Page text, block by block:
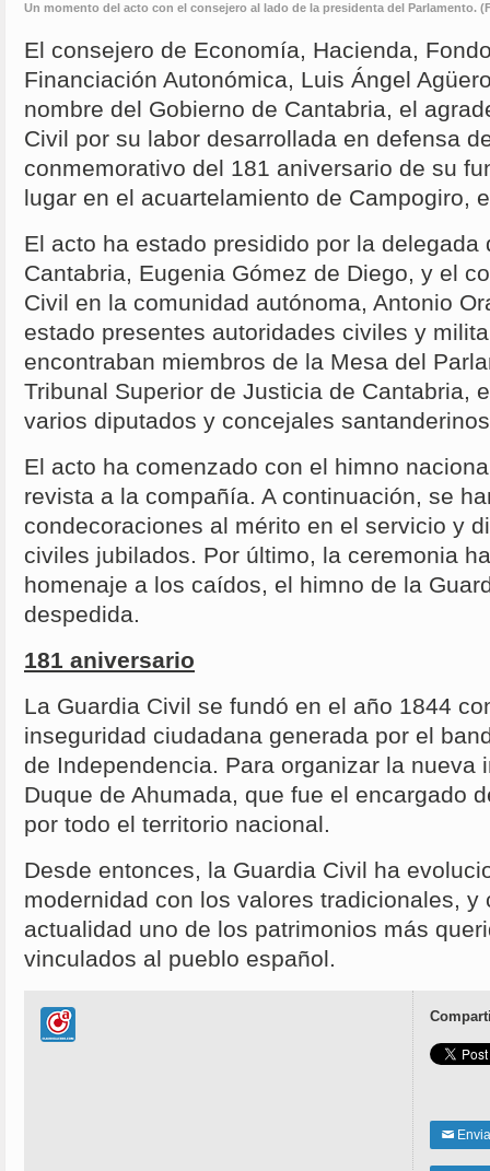
Un momento del acto con el consejero al lado de la presidenta del Parlamento.
El consejero de Economía, Hacienda,
Financiación Autonómica, Luis Ángel
nombre del Gobierno de Cantabria, el
Civil por su labor desarrollada en defensa
conmemorativo del 181 aniversario de su
lugar en el acuartelamiento de Campogiro,
El acto ha estado presidido por la delegada
Cantabria, Eugenia Gómez de Diego, y el
Civil en la comunidad autónoma, Antonio
estado presentes autoridades civiles y
encontraban miembros de la Mesa del
Tribunal Superior de Justicia de Cantabria,
varios diputados y concejales
El acto ha comenzado con el himno
revista a la compañía. A continuación, se
condecoraciones al mérito en el servicio y
civiles jubilados. Por último, la ceremonia
homenaje a los caídos, el himno de la
despedida.
181 aniversario
La Guardia Civil se fundó en el año 1844
inseguridad ciudadana generada por el
de Independencia. Para organizar la nueva
Duque de Ahumada, que fue el encargado
por todo el territorio nacional.
Desde entonces, la Guardia Civil ha
modernidad con los valores tradicionales, y
actualidad uno de los patrimonios más
vinculados al pueblo español.
✉